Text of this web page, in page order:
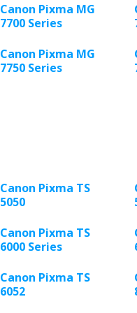
Canon Pixma MG
7700 Series
Canon Pixma MG
7750 Series
Canon Pixma TS
5050
Canon Pixma TS
6000 Series
Canon Pixma TS
6052